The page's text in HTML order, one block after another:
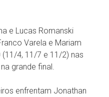
e Lucas Romanski
Varela e Mariam
(11/4, 11/7 e 11/2) nas
grande final.
enfrentam Jonathan